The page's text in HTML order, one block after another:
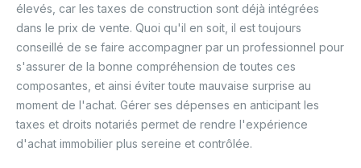
élevés, car les taxes de construction sont déjà intégrées
dans le prix de vente. Quoi qu'il en soit, il est toujours
conseillé de se faire accompagner par un professionnel pour
s'assurer de la bonne compréhension de toutes ces
composantes, et ainsi éviter toute mauvaise surprise au
moment de l'achat. Gérer ses dépenses en anticipant les
taxes et droits notariés permet de rendre l'expérience
d'achat immobilier plus sereine et contrôlée.